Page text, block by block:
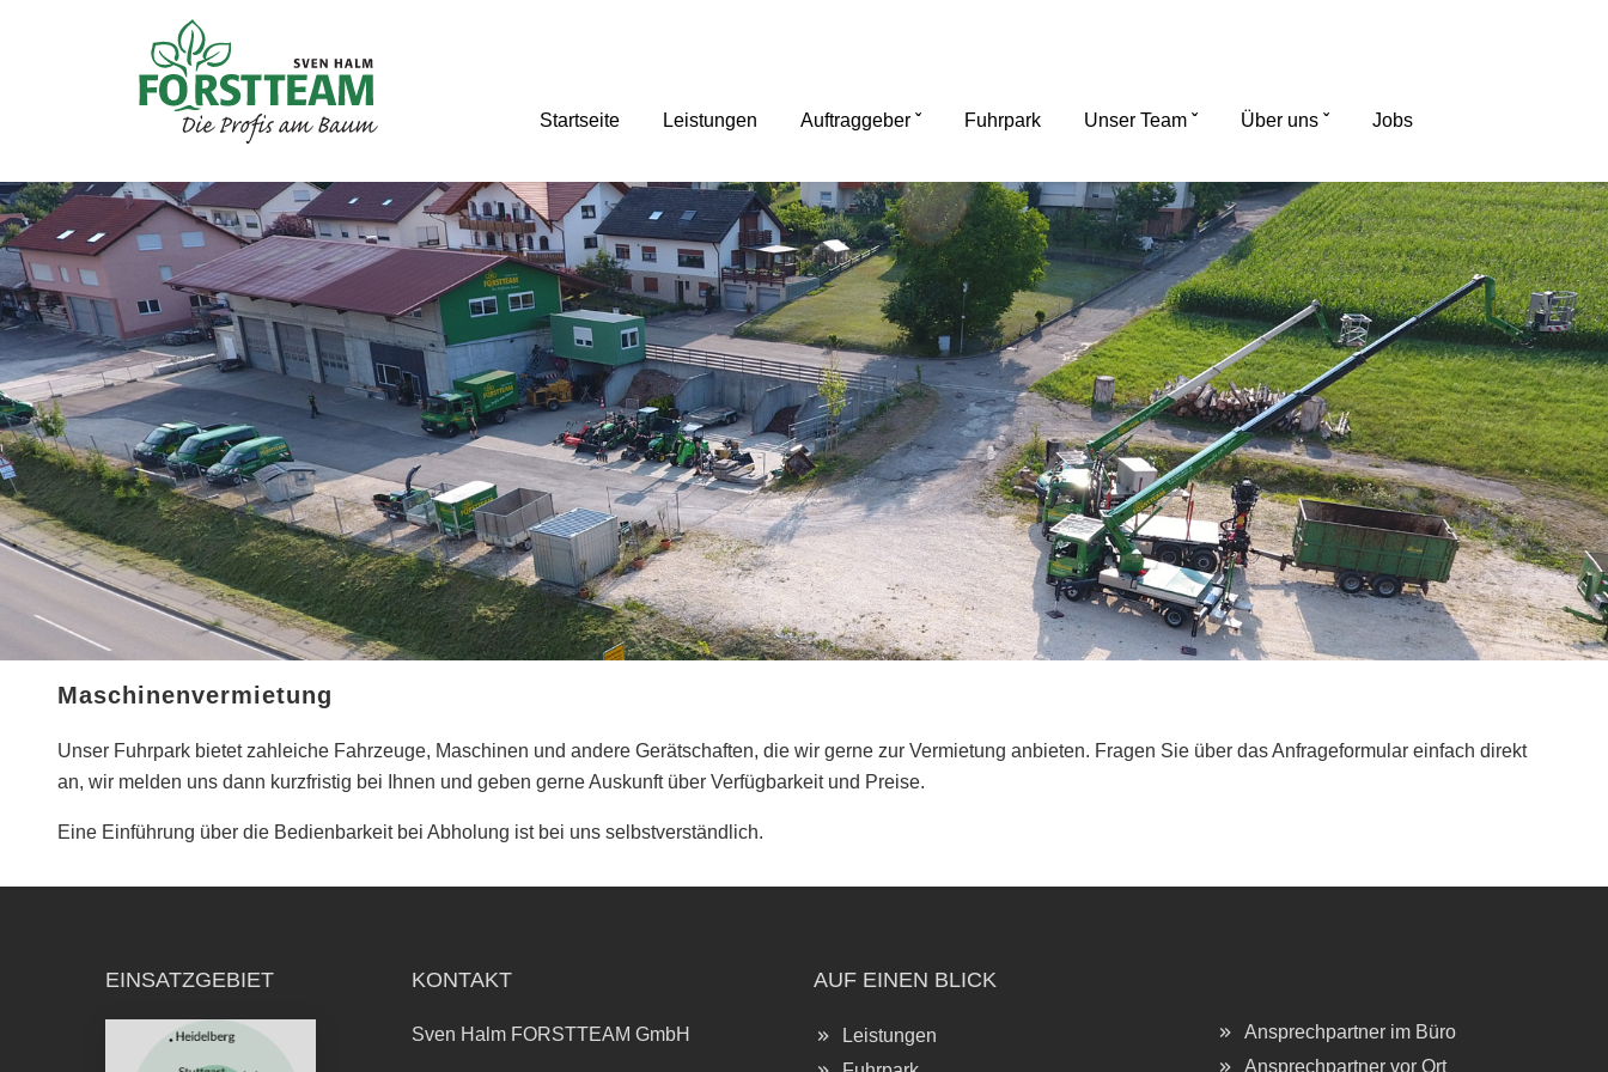
Startseite Leistungen Auftraggeber Fuhrpark Unser Team Über uns Jobs
Maschinenvermietung
Unser Fuhrpark bietet zahleiche Fahrzeuge, Maschinen und andere Gerätschaften, die wir gerne zur Vermietung anbieten. Fragen Sie über das Anfrageformular einfach direkt
an, wir melden uns dann kurzfristig bei Ihnen und geben gerne Auskunft über Verfügbarkeit und Preise.
Eine Einführung über die Bedienbarkeit bei Abholung ist bei uns selbstverständlich.
EINSATZGEBIET KONTAKT
Sven Halm FORSTTEAM GmbH
AUF EINEN BLICK
Leistungen
Ansprechpartner im Büro
Ansprechpartner vor Ort